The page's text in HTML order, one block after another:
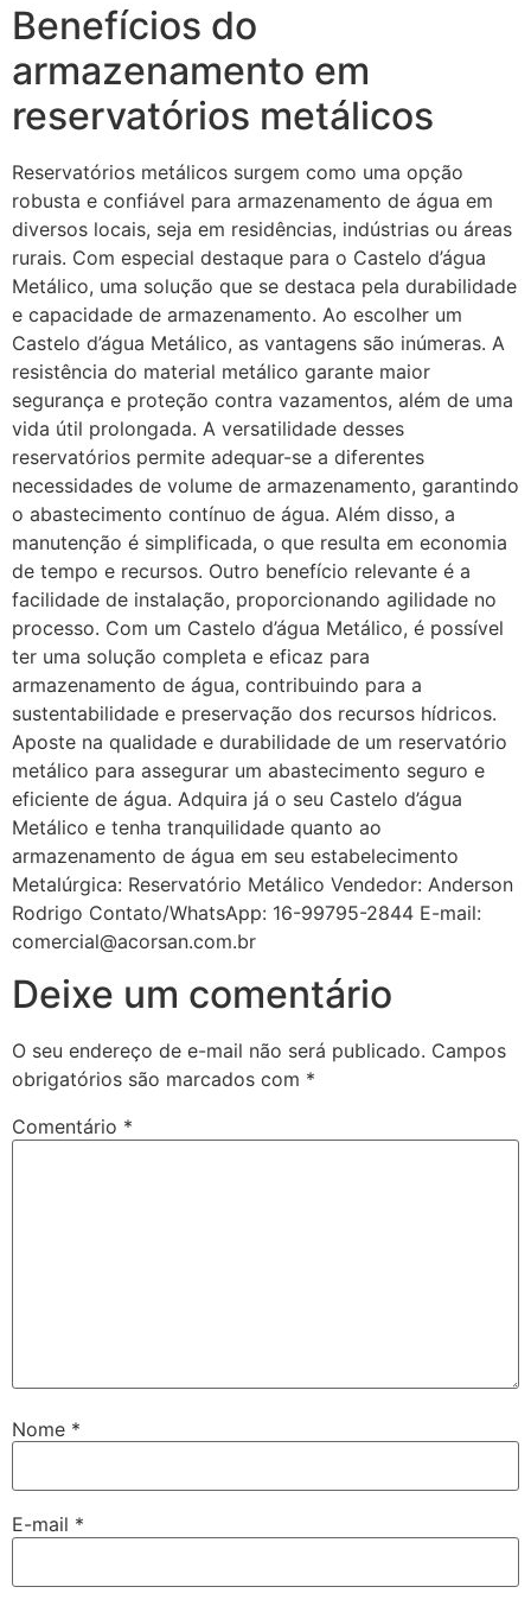
Benefícios do
armazenamento em
reservatórios metálicos
Reservatórios metálicos surgem como uma opção
robusta e confiável para armazenamento de água em
diversos locais, seja em residências, indústrias ou áreas
rurais. Com especial destaque para o Castelo d’água
Metálico, uma solução que se destaca pela durabilidade
e capacidade de armazenamento. Ao escolher um
Castelo d’água Metálico, as vantagens são inúmeras. A
resistência do material metálico garante maior
segurança e proteção contra vazamentos, além de uma
vida útil prolongada. A versatilidade desses
reservatórios permite adequar-se a diferentes
necessidades de volume de armazenamento, garantindo
o abastecimento contínuo de água. Além disso, a
manutenção é simplificada, o que resulta em economia
de tempo e recursos. Outro benefício relevante é a
facilidade de instalação, proporcionando agilidade no
processo. Com um Castelo d’água Metálico, é possível
ter uma solução completa e eficaz para
armazenamento de água, contribuindo para a
sustentabilidade e preservação dos recursos hídricos.
Aposte na qualidade e durabilidade de um reservatório
metálico para assegurar um abastecimento seguro e
eficiente de água. Adquira já o seu Castelo d’água
Metálico e tenha tranquilidade quanto ao
armazenamento de água em seu estabelecimento
Metalúrgica: Reservatório Metálico Vendedor: Anderson
Rodrigo Contato/WhatsApp: 16-99795-2844 E-mail:
comercial@acorsan.com.br
Deixe um comentário
O seu endereço de e-mail não será publicado. Campos
obrigatórios são marcados com *
Comentário *
Nome *
E-mail *